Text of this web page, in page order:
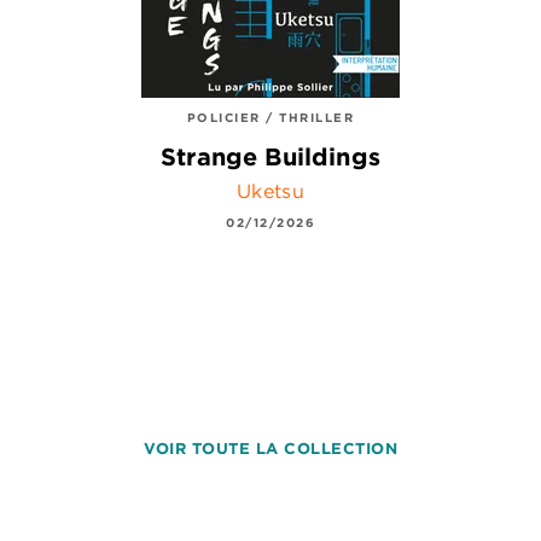
POLICIER / THRILLER
Strange Buildings
Uketsu
02/12/2026
VOIR TOUTE LA COLLECTION